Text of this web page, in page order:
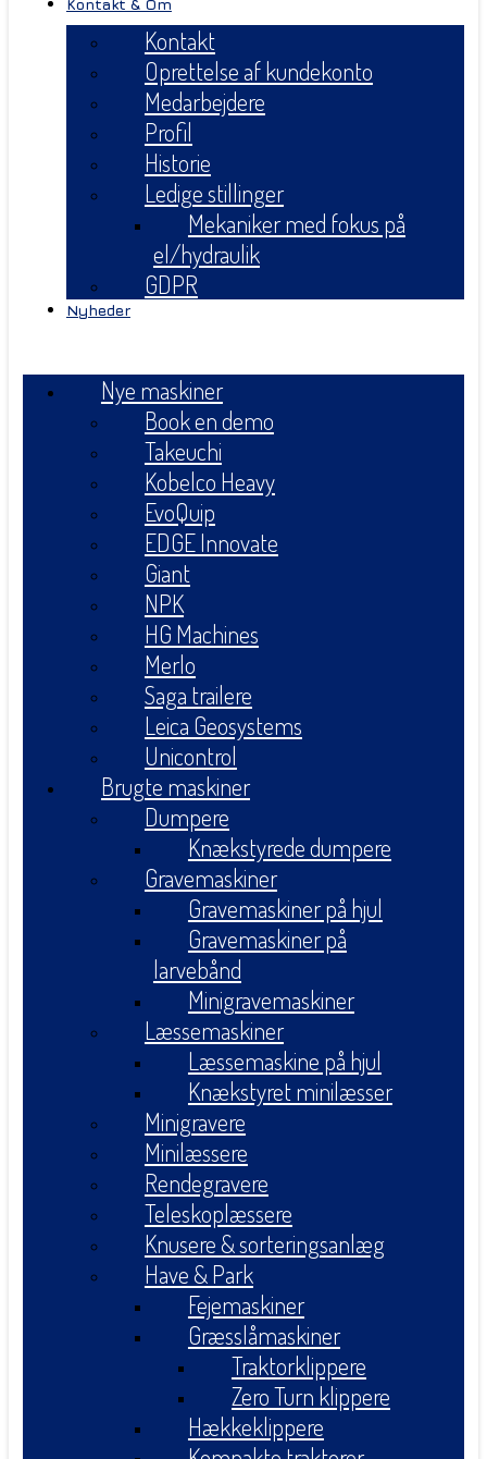
Kontakt & Om
Kontakt
Oprettelse af kundekonto
Medarbejdere
Profil
Historie
Ledige stillinger
Mekaniker med fokus på
el/hydraulik
GDPR
Nyheder
Nye maskiner
Book en demo
Takeuchi
Kobelco Heavy
EvoQuip
EDGE Innovate
Giant
NPK
HG Machines
Merlo
Saga trailere
Leica Geosystems
Unicontrol
Brugte maskiner
Dumpere
Knækstyrede dumpere
Gravemaskiner
Gravemaskiner på hjul
Gravemaskiner på
larvebånd
Minigravemaskiner
Læssemaskiner
Læssemaskine på hjul
Knækstyret minilæsser
Minigravere
Minilæssere
Rendegravere
Teleskoplæssere
Knusere & sorteringsanlæg
Have & Park
Fejemaskiner
Græsslåmaskiner
Traktorklippere
Zero Turn klippere
Hækkeklippere